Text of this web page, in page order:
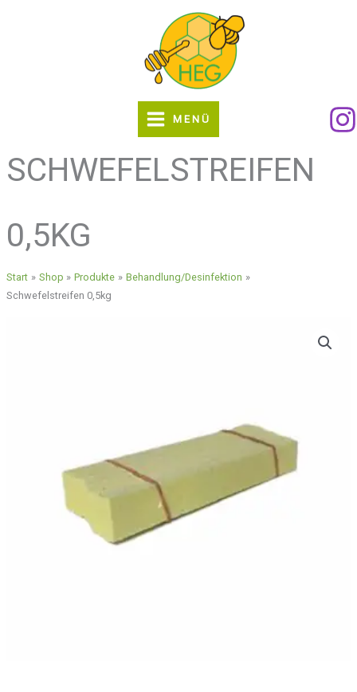
MENÜ
SCHWEFELSTREIFEN
0,5KG
Start Shop Produkte
Behandlung/Desinfektion
Schwefelstreifen 0,5kg